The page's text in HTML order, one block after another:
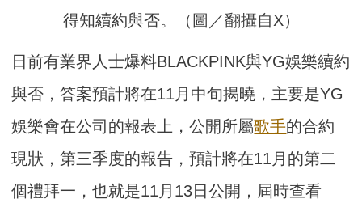
得知續約與否。（圖／翻攝自X）
日前有業界人士爆料BLACKPINK與YG娛樂續約
與否，答案預計將在11月中旬揭曉，主要是YG
娛樂會在公司的報表上，公開所屬歌手的合約
現狀，第三季度的報告，預計將在11月的第二
個禮拜一，也就是11月13日公開，屆時查看